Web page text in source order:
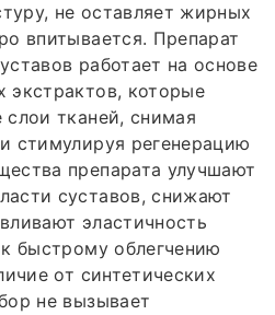
не оставляет жирных
впитывается. Препарат
работает на основе
экстрактов, которые
слои тканей, снимая
стимулируя регенерацию
препарата улучшают
суставов, снижают
эластичность
быстрому облегчению
от синтетических
не вызывает